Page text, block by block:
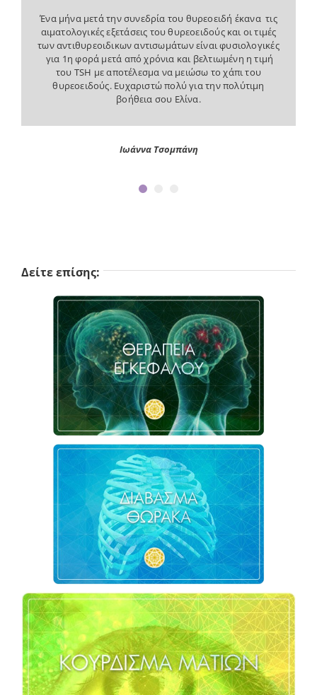
Ένα μήνα μετά την συνεδρία του θυρεοειδή έκανα τις
αιματολογικές εξετάσεις του θυρεοειδούς και οι τιμές
των αντιθυρεοιδικων αντισωμάτων είναι φυσιολογικές
για 1η φορά μετά από χρόνια και βελτιωμένη η τιμή
του TSH με αποτέλεσμα να μειώσω το χάπι του
θυρεοειδούς. Ευχαριστώ πολύ για την πολύτιμη
βοήθεια σου Ελίνα.
Ιωάννα Τσομπάνη
Κάνοντας υπέρηχο θυρεοειδή μετά από τη θεραπεία
θυρεοειδή με τη Νάχνα, μου είπε ο γιατρός μου ότι
πρώτη φορά μετά από 5 χρόνια που με παρακολουθεί,
μίκρυναν οι όζοι μου (έχω μάλιστα πολλούς). Επίσης,
μετά από τη συνεδρία για το στομάχι, σταμάτησα να
παίρνω τα χάπια για παλινδρόμηση, που τα έπαιρνα τα
τελευταία 2 χρόνια συστηματικά κάθε μέρα, γιατί
Είχα επί πολλά έτη συχνά κρίσεις πανικού, και μετά τη
συνεδρία της καρδιάς και του θυρεοειδούς
εξαφανίστηκαν. Είμαι ευγνώμων!
Μ. Χ.
Δείτε επίσης: